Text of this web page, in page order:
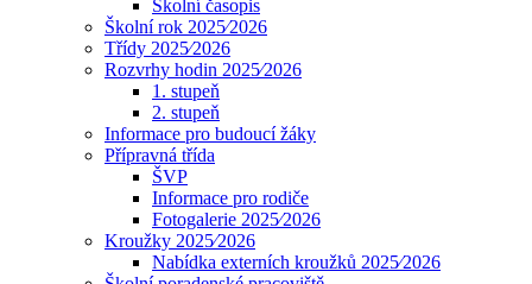
Školní časopis
Školní rok 2025⁄2026
Třídy 2025⁄2026
Rozvrhy hodin 2025⁄2026
1. stupeň
2. stupeň
Informace pro budoucí žáky
Přípravná třída
ŠVP
Informace pro rodiče
Fotogalerie 2025⁄2026
Kroužky 2025⁄2026
Nabídka externích kroužků 2025⁄2026